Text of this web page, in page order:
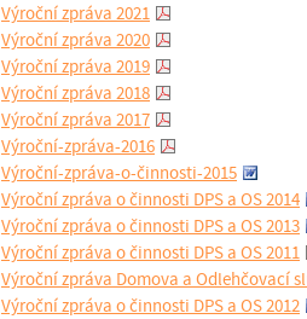
Výroční zpráva 2021
Výroční zpráva 2020
Výroční zpráva 2019
Výroční zpráva 2018
Výroční zpráva 2017
Výroční-zpráva-2016
Výroční-zpráva-o-činnosti-2015
Výroční zpráva o činnosti DPS a OS 2014
Výroční zpráva o činnosti DPS a OS 2013
Výroční zpráva o činnosti DPS a OS 2011
Výroční zpráva Domova a Odlehčovací
Výroční zpráva o činnosti DPS a OS 2012